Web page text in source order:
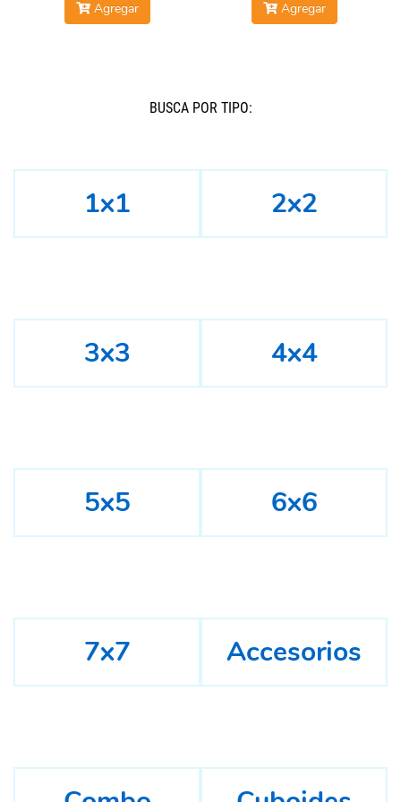
Agregar Agregar
BUSCÁ POR TIPO:
1x1 2x2
3x3 4x4
5x5 6x6
7x7 Accesorios